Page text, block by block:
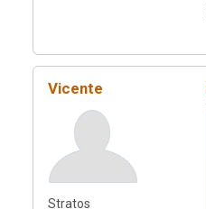
Vicente
Stratos